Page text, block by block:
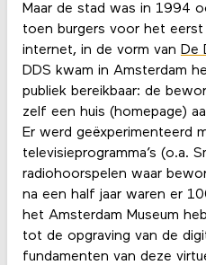
Maar de stad was in 1994
toen burgers voor het
internet, in de vorm van De
DDS kwam in Amsterdam
publiek bereikbaar: de
zelf een huis (homepage)
Er werd geëxperimenteerd
televisieprogramma’s (o.a.
radiohoorspelen waar
na een half jaar waren er
het Amsterdam Museum
tot de opgraving van de
fundamenten van deze